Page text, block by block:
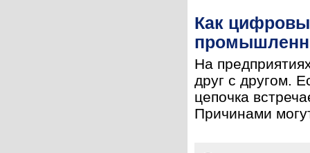
Как
На
друг с другом.
цепочка
Причинами